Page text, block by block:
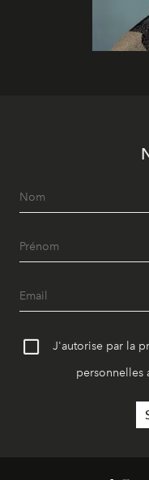
J'autorise par la
personnelles